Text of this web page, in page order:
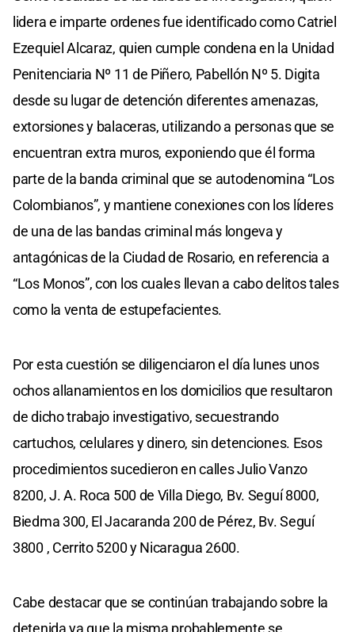
lidera e imparte ordenes fue identificado como Catriel
Ezequiel Alcaraz, quien cumple condena en la Unidad
Penitenciaria Nº 11 de Piñero, Pabellón Nº 5. Digita
desde su lugar de detención diferentes amenazas,
extorsiones y balaceras, utilizando a personas que se
encuentran extra muros, exponiendo que él forma
parte de la banda criminal que se autodenomina “Los
Colombianos”, y mantiene conexiones con los líderes
de una de las bandas criminal más longeva y
antagónicas de la Ciudad de Rosario, en referencia a
“Los Monos”, con los cuales llevan a cabo delitos tales
como la venta de estupefacientes.
Por esta cuestión se diligenciaron el día lunes unos
ochos allanamientos en los domicilios que resultaron
de dicho trabajo investigativo, secuestrando
cartuchos, celulares y dinero, sin detenciones. Esos
procedimientos sucedieron en calles Julio Vanzo
8200, J. A. Roca 500 de Villa Diego, Bv. Seguí 8000,
Biedma 300, El Jacaranda 200 de Pérez, Bv. Seguí
3800 , Cerrito 5200 y Nicaragua 2600.
Cabe destacar que se continúan trabajando sobre la
detenida ya que la misma probablemente se